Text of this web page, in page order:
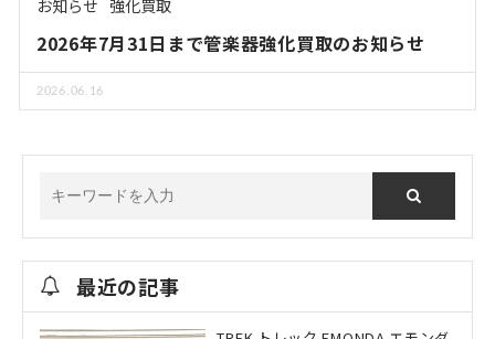
お知らせ 強化買取
2026年7月31日まで管楽器強化買取のお知らせ
2026.06.16
最近の記事